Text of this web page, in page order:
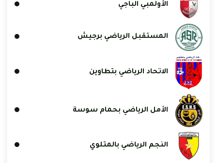
الأولمبي الباجي
المستقبل الرياضي برجيش
الاتحاد الرياضي بتطاوين
الأمل الرياضي بحمام سوسة
النجم الرياضي بالمتلوي